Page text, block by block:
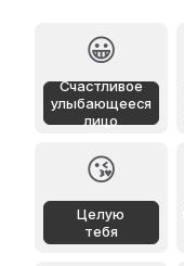
😀
Счастливое
улыбающееся
лицо
😘
Целую
тебя